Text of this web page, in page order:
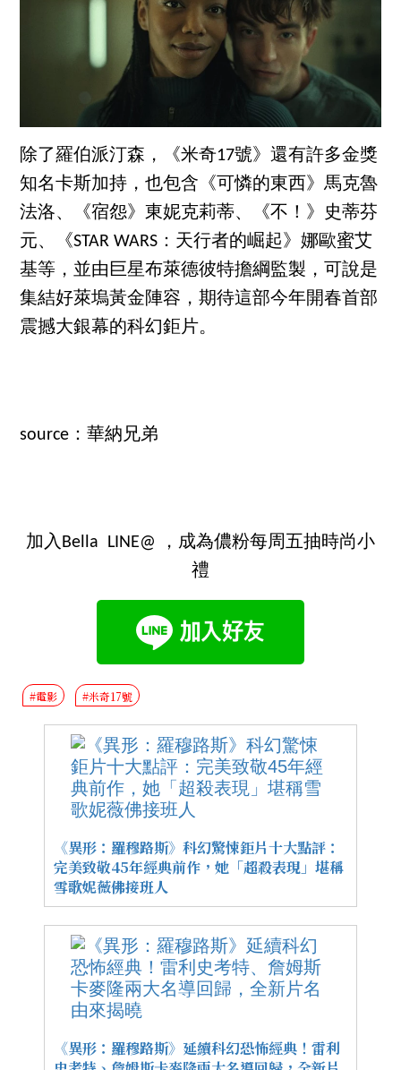
除了羅伯派汀森，《米奇17號》還有許多金獎
知名卡斯加持，也包含《可憐的東西》馬克魯
法洛、《宿怨》東妮克莉蒂、《不！》史蒂芬
元、《STAR WARS：天行者的崛起》娜歐蜜艾
基等，並由巨星布萊德彼特擔綱監製，可說是
集結好萊塢黃金陣容，期待這部今年開春首部
震撼大銀幕的科幻鉅片。
source：華納兄弟
加入Bella LINE@ ，成為儂粉每周五抽時尚小
禮
#電影 #米奇17號
《異形：羅穆路斯》科幻驚悚鉅片十大點評：
完美致敬45年經典前作，她「超殺表現」堪稱
雪歌妮薇佛接班人
《異形：羅穆路斯》延續科幻恐怖經典！雷利